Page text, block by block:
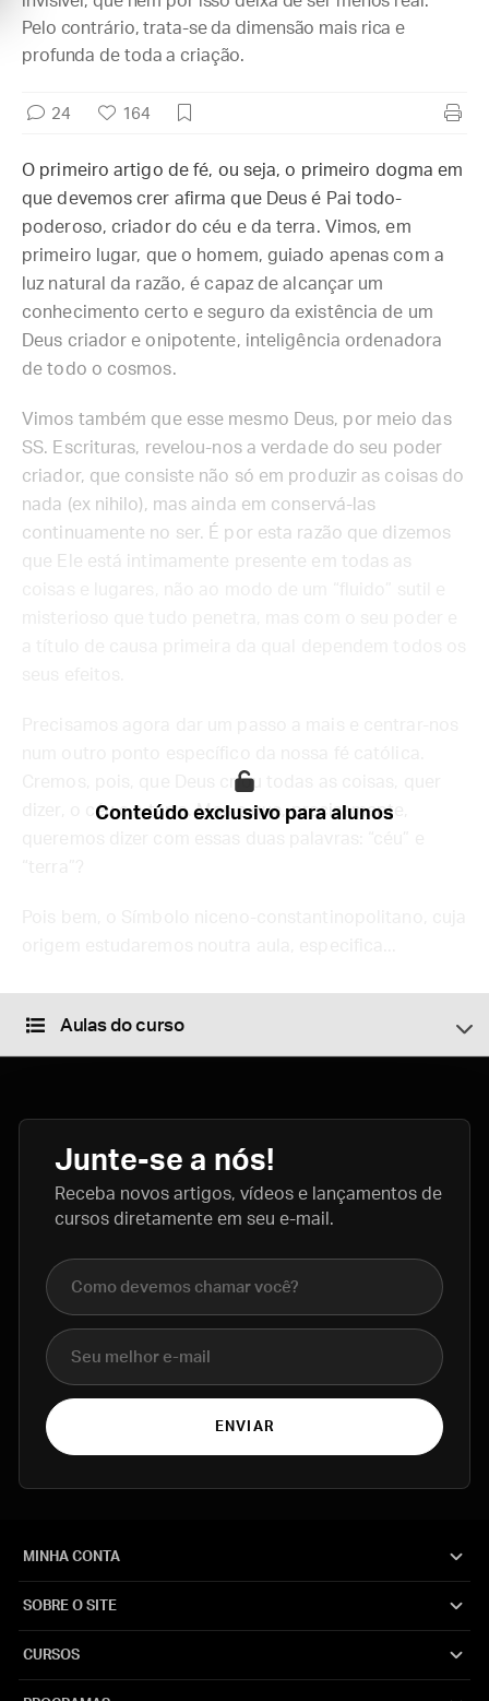
Pelo contrário, trata-se da dimensão mais rica e
profunda de toda a criação.
24 164
O primeiro artigo de fé, ou seja, o primeiro dogma em
que devemos crer afirma que Deus é Pai todo-
poderoso, criador do céu e da terra. Vimos, em
primeiro lugar, que o homem, guiado apenas com a
luz natural da razão, é capaz de alcançar um
conhecimento certo e seguro da existência de um
Deus criador e onipotente, inteligência ordenadora
de todo o cosmos.
Vimos também que esse mesmo Deus, por meio das
SS. Escrituras, revelou-nos a verdade do seu poder
criador, que consiste não só em produzir as coisas do
nada (ex nihilo), mas ainda em conservá-las
continuamente no ser. É por esta razão que dizemos
que Ele está intimamente presente em todas as
Cremos, pois, que Deus criou todas as coisas, quer
dizer, o céu e a terra. Mas o que, precisamente,
Conteúdo exclusivo para alunos
Aulas do curso
Junte-se a nós!
Receba novos artigos, vídeos e lançamentos de
cursos diretamente em seu e-mail.
Nome completo
E-mail
ENVIAR
MINHA CONTA
SOBRE O SITE
CURSOS